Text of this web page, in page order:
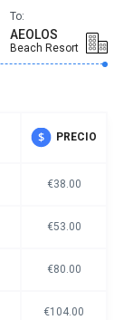
To:
AEOLOS
Beach Resort
PRECIO
€38.00
€53.00
€80.00
€104.00